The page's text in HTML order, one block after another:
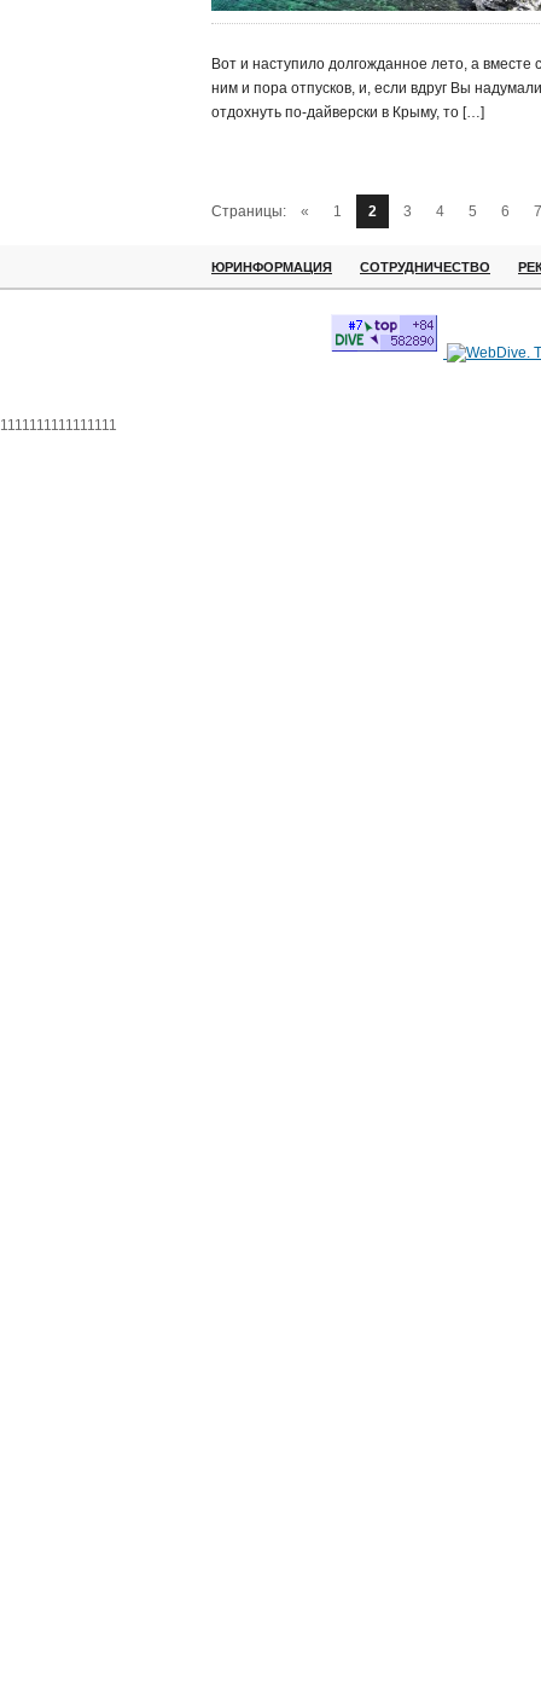
Вот и наступило долгожданное лето, а вместе с
ним и пора отпусков, и, если вдруг Вы надумали
отдохнуть по-дайверски в Крыму, то […]
Страницы: « 1 2 3 4 5 6 7
ЮРИНФОРМАЦИЯ СОТРУДНИЧЕСТВО
1111111111111111